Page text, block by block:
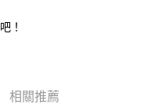
！
相關推薦